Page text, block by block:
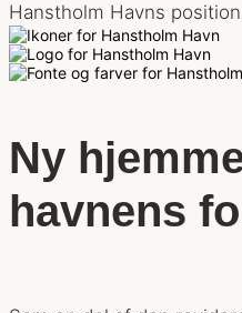
Hanstholm Havns
Ny
havnens